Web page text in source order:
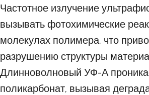
Частотное излучение
вызывать фотохимические
молекулах полимера, что
разрушению структуры
Длинноволновый УФ-А
поликарбонат, вызывая